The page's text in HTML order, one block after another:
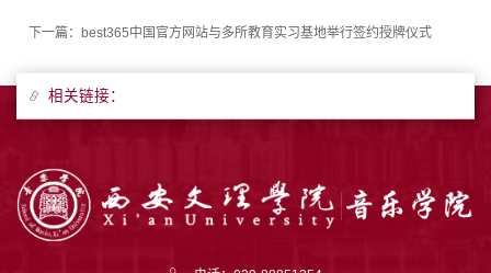
下一篇： best365中国官方网站与多所教育实习基地举行签约授牌仪式
相关链接：